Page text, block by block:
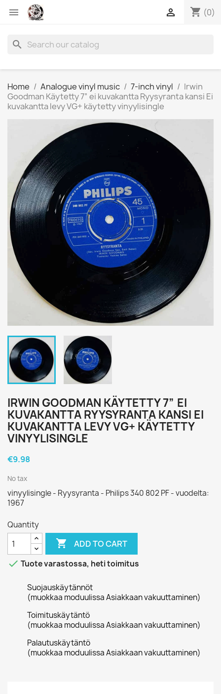
 shopping_cart (0)

search
Home Analogue vinyl music 7-inch vinyl
Irwin
Goodman Käytetty 7” ei kuvakantta Ryysyranta kansi Ei
kuvakantta levy VG+ käytetty vinyylisingle
IRWIN GOODMAN KÄYTETTY 7” EI
KUVAKANTTA RYYSYRANTA KANSI EI
KUVAKANTTA LEVY VG+ KÄYTETTY
VINYYLISINGLE
€9.98
No tax
vinyylisingle - Ryysyranta - Philips 340 802 PF - vuodelta:
1967
Quantity
 ADD TO CART
 Tuote varastossa, heti toimitus
Suojauskäytännöt
(muokkaa moduulissa Asiakkaan vakuuttaminen)
Toimituskäytäntö
(muokkaa moduulissa Asiakkaan vakuuttaminen)
Palautuskäytäntö
(muokkaa moduulissa Asiakkaan vakuuttaminen)